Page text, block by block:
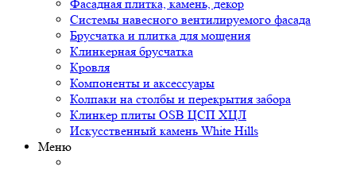
Фасадная плитка, камень, декор
Системы навесного вентилируемого фасада
Брусчатка и плитка для мощения
Клинкерная брусчатка
Кровля
Компоненты и аксессуары
Колпаки на столбы и перекрытия забора
Клинкер плиты OSB ЦСП ХЦЛ
Искусственный камень White Hills
Меню